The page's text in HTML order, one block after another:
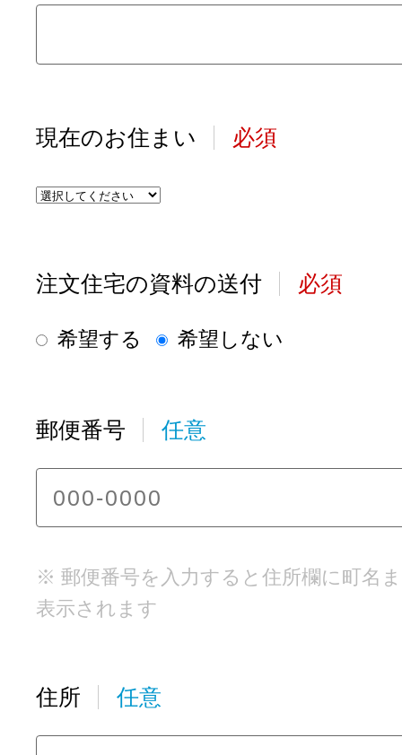
現在のお住まい 必須
注文住宅の資料の送付 必須
希望する 希望しない
郵便番号 任意
※ 郵便番号を入力すると住所欄に町名
表示されます
住所 任意